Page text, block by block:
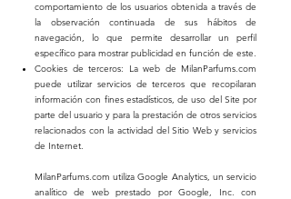
comportamiento de los usuarios obtenida a través de
la observación continuada de sus hábitos de
navegación, lo que permite desarrollar un perfil
específico para mostrar publicidad en función de este.
Cookies de terceros: La web de MilanParfums.com
puede utilizar servicios de terceros que recopilaran
información con fines estadísticos, de uso del Site por
parte del usuario y para la prestación de otros servicios
relacionados con la actividad del Sitio Web y servicios
de Internet.
MilanParfums.com utiliza Google Analytics, un servicio
analítico de web prestado por Google, Inc. con